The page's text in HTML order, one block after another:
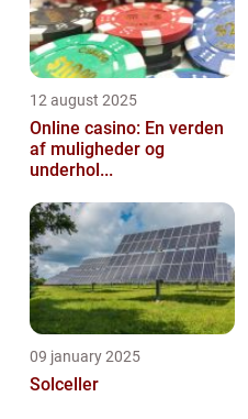
12 august 2025
Online casino: En verden
af muligheder og
underhol...
09 january 2025
Solceller